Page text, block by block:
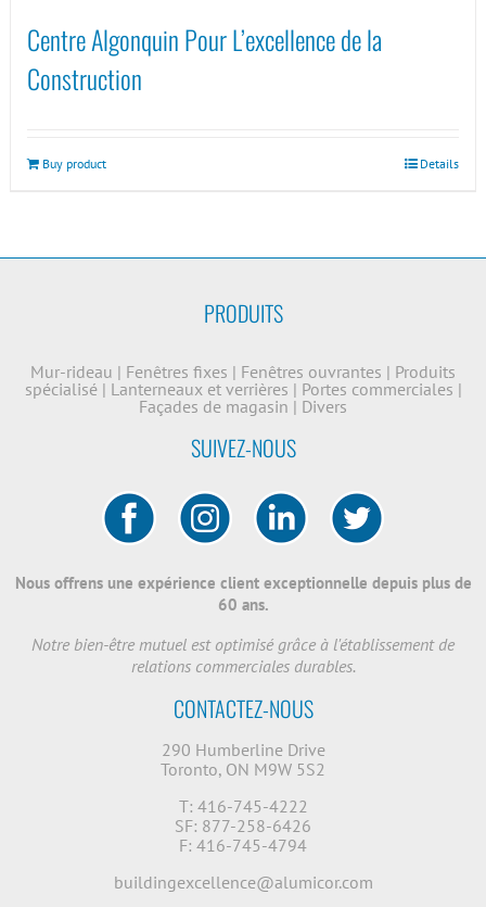
Centre Algonquin Pour L’excellence de la
Construction
Buy product Details
PRODUITS
Mur-rideau | Fenêtres fixes | Fenêtres ouvrantes | Produits
spécialisé | Lanterneaux et verrières | Portes commerciales |
Façades de magasin | Divers
SUIVEZ-NOUS
Nous offrens une expérience client exceptionnelle depuis plus de
60 ans.
Notre bien-être mutuel est optimisé grâce à l'établissement de
relations commerciales durables.
CONTACTEZ-NOUS
290 Humberline Drive
Toronto, ON M9W 5S2
T: 416-745-4222
SF: 877-258-6426
F: 416-745-4794
buildingexcellence@alumicor.com